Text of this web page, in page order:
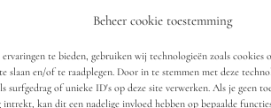
Beheer cookie toestemming
ervaringen te bieden, gebruiken wij technologieën zoals cookies
slaan en/of te raadplegen. Door in te stemmen met deze
surfgedrag of unieke ID's op deze site verwerken. Als je geen
intrekt, kan dit een nadelige invloed hebben op bepaalde